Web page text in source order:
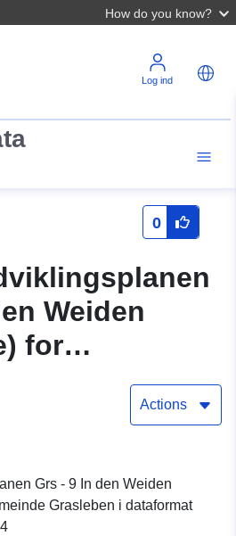
How do you know?
Log ind
0
Weiden
for
Grasleben
Actions
Grs - 9 In den Weiden
Grasleben i dataformat